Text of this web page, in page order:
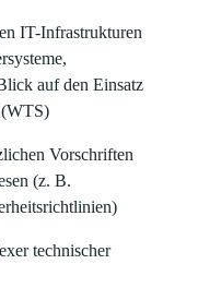
IT-Infrastrukturen
auf den Einsatz
Vorschriften
(z. B.
technischer